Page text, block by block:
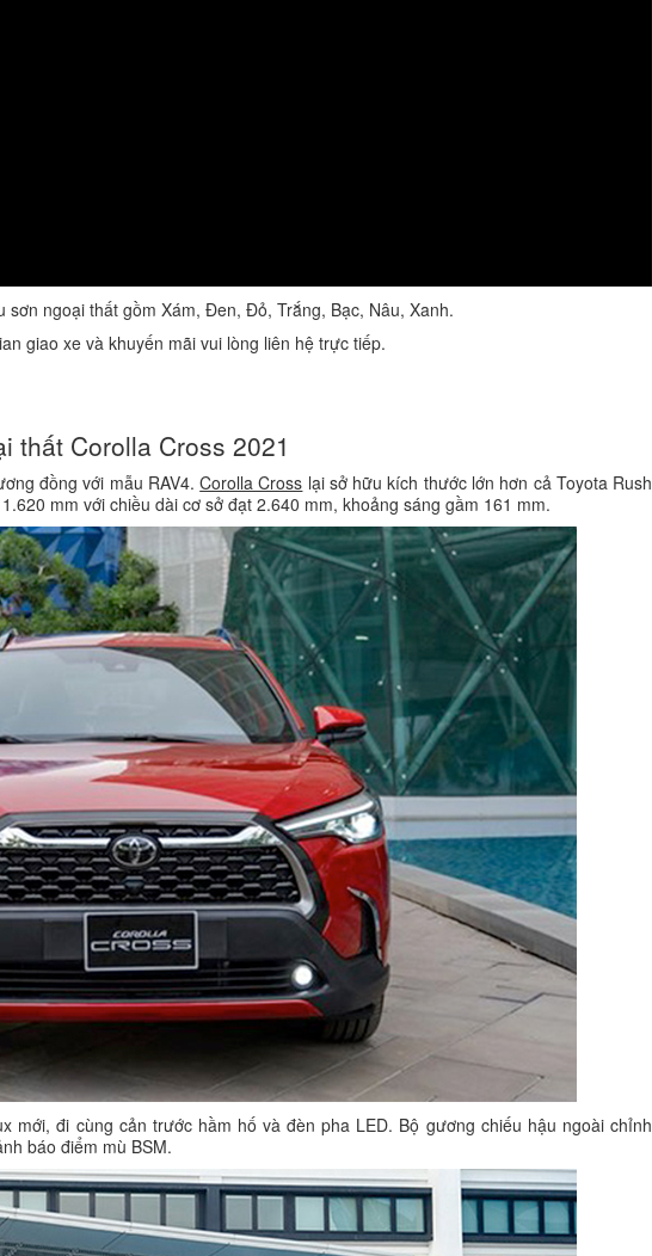
ngoại thất gồm Xám, Đen, Đỏ, Trắng, Bạc, Nâu, Xanh.
giao xe và khuyến mãi vui lòng liên hệ trực tiếp.
thất Corolla Cross 2021
đồng với mẫu RAV4.Corolla Cross lại sở hữu kích thước lớn hơn cả Toyota Rush
mm với chiều dài cơ sở đạt 2.640 mm, khoảng sáng gầm 161 mm.
mới, đi cùng cản trước hầm hố và đèn pha LED. Bộ gương chiếu hậu ngoài chỉnh
báo điểm mù BSM.